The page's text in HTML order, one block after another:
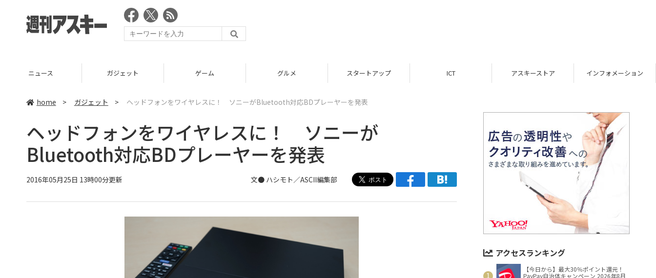
ニュース ガジェット ゲーム グルメ スタートアップ ICT アスキーストア インフォメーション
home > ガジェット > ヘッドフォンをワイヤレスに！ ソニーがBluetooth対応BDプレーヤーを発表
ヘッドフォンをワイヤレスに！ ソニーが
Bluetooth対応BDプレーヤーを発表
2016年05月25日 13時00分更新 文● ハシモト／ASCII編集部
アクセスランキング
【今日から】最大30％ポイント還元！
PayPay自治体キャンペーン 2026年8月